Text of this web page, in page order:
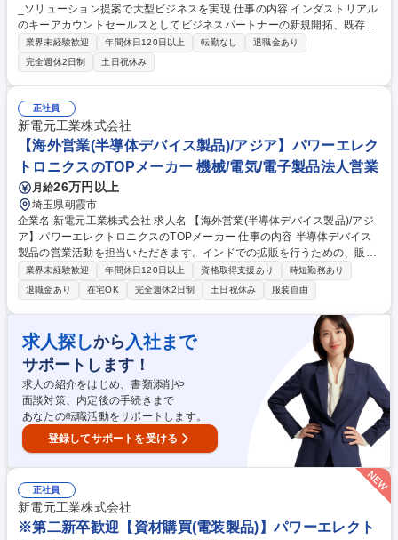
_ソリューション提案で大型ビジネスを実現 仕事の内容 インダストリアル
のキーアカウントセールスとしてビジネスパートナーの新規開拓、既存ク
ライアントとの関係構築、強化を行い、売上、シェア拡大に向けた営業活
動全般をお任せします。 国を跨いでのコミュニケーションも多く、グロー
バルにご活躍いただける環境です。 【職務内容】・既存と新規キーアカウ
ント戦略策定、実行 ・既存顧客対応、新規案件開拓・利益管理、価格管
理、プロジェクト管理 ・顧客との関係構築、キーアカウントへ成長させる
・台湾本社技術部門へのスムーズなフィードバック、バックアップサポー
ト依頼・市場調査、競合他社に関する情報分析 募集職種 キーアカウント
セールス_ソリューション提案で大型ビジネスを実現
業界未経験歓迎 年間休日120日以上 転勤なし
退職金あり
完全週休2日制
土日祝休み
正社員
新電元工業株式会社
【海外営業(半導体デバイス製品)/アジア】パワーエレク
トロニクスのTOPメーカー 機械/電気/電子製品法人営業
月給26万円以上
埼玉県朝霞市
企業名 新電元工業株式会社 求人名 【海外営業(半導体デバイス製品)/アジ
ア】パワーエレクトロニクスのTOPメーカー 仕事の内容 半導体デバイス
製品の営業活動を担当いただきます。インドでの拡販を行うための、販売
戦略企画立案から量産立上げ管理、現地OEMへの営業活動に携わっていた
だく予定です。 【エリア】東アジア(主に中華圏(台湾、韓国含む)) 【出
張】担当エリアにおいて、数日および数週間 【働き方(例)】オフィス勤務
60％、出張10％、在宅勤務30％ ■海外グループ会社からのオーダーの受
注・納期管理■本社へのオーダー発注作業■海外顧客への拡販活動(海外出
張あり)■摘録作成■情報収集・分析■社内部門間調整■グループ間取引価格
の管理など 募集職種 【海外営業(半導体デバイス製品)/アジア】パワーエ
レクトロニクスのTOPメーカー
業界未経験歓迎 年間休日120日以上 資格取得支援あり
時短勤務あり
退職金あり
在宅OK 完全週休2日制 土日祝休み 服装自由
求人探しから 入社まで
サポートします！
求人の紹介をはじめ、書類添削や
面談対策、内定後の手続きまで
あなたの転職活動をサポートします。
登録してサポートを受ける
正社員
新電元工業株式会社
※第二新卒歓迎【資材購買(電装製品)】パワーエレクト